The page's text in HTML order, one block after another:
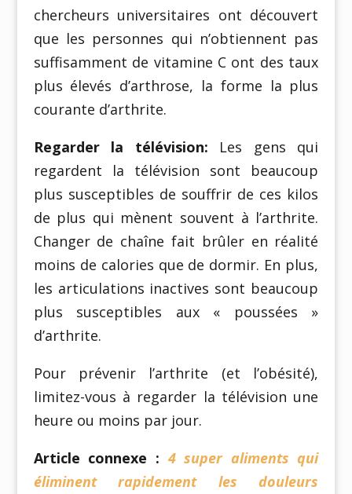
chercheurs universitaires ont découvert
que les personnes qui n’obtiennent pas
suffisamment de vitamine C ont des taux
plus élevés d’arthrose, la forme la plus
courante d’arthrite.
Regarder la télévision: Les gens qui
regardent la télévision sont beaucoup
plus susceptibles de souffrir de ces kilos
de plus qui mènent souvent à l’arthrite.
Changer de chaîne fait brûler en réalité
moins de calories que de dormir. En plus,
les articulations inactives sont beaucoup
plus susceptibles aux « poussées »
d’arthrite.
Pour prévenir l’arthrite (et l’obésité),
limitez-vous à regarder la télévision une
heure ou moins par jour.
Article connexe : 4 super aliments qui
éliminent rapidement les douleurs